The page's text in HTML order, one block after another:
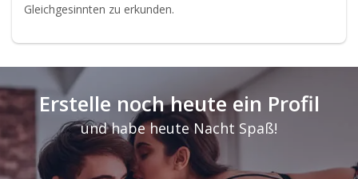
Gleichgesinnten zu erkunden.
Erstelle noch heute ein Profil
und habe heute Nacht Spaß!